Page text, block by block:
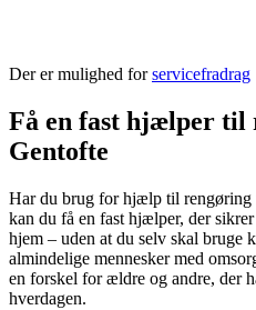
Der er mulighed forservicefradrag
Få en fast hjælper til
Gentofte
Har du brug for hjælp til
kan du få en fast hjælper, der
hjem – uden at du selv skal bruge
almindelige mennesker med
en forskel for ældre og andre, der
hverdagen.